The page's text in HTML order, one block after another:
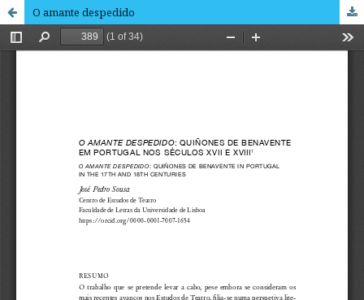
O amante despedido